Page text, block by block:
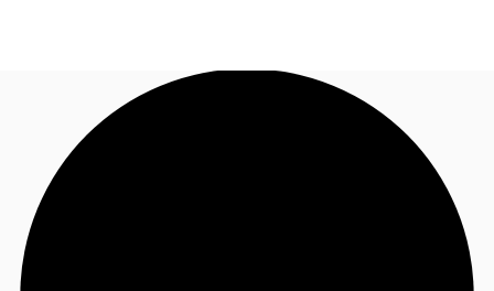
Blog
Données marchés
Appelez maintenant